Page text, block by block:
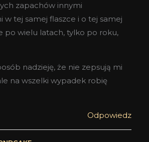
zapachów innymi
w tej samej flaszce i o tej samej
po wielu latach, tylko po roku,
nadzieję, że nie zepsują mi
na wszelki wypadek robię
Odpowiedz